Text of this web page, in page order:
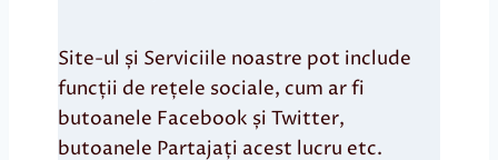
Site-ul și Serviciile noastre pot include
funcții de rețele sociale, cum ar fi
butoanele Facebook și Twitter,
butoanele Partajați acest lucru etc.